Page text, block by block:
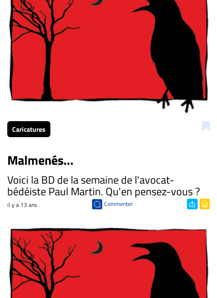
Caricatures
Malmenés...
Voici la BD de la semaine de l'avocat-
bédéiste Paul Martin. Qu'en pensez-vous ?
il y a 13 ans Commenter